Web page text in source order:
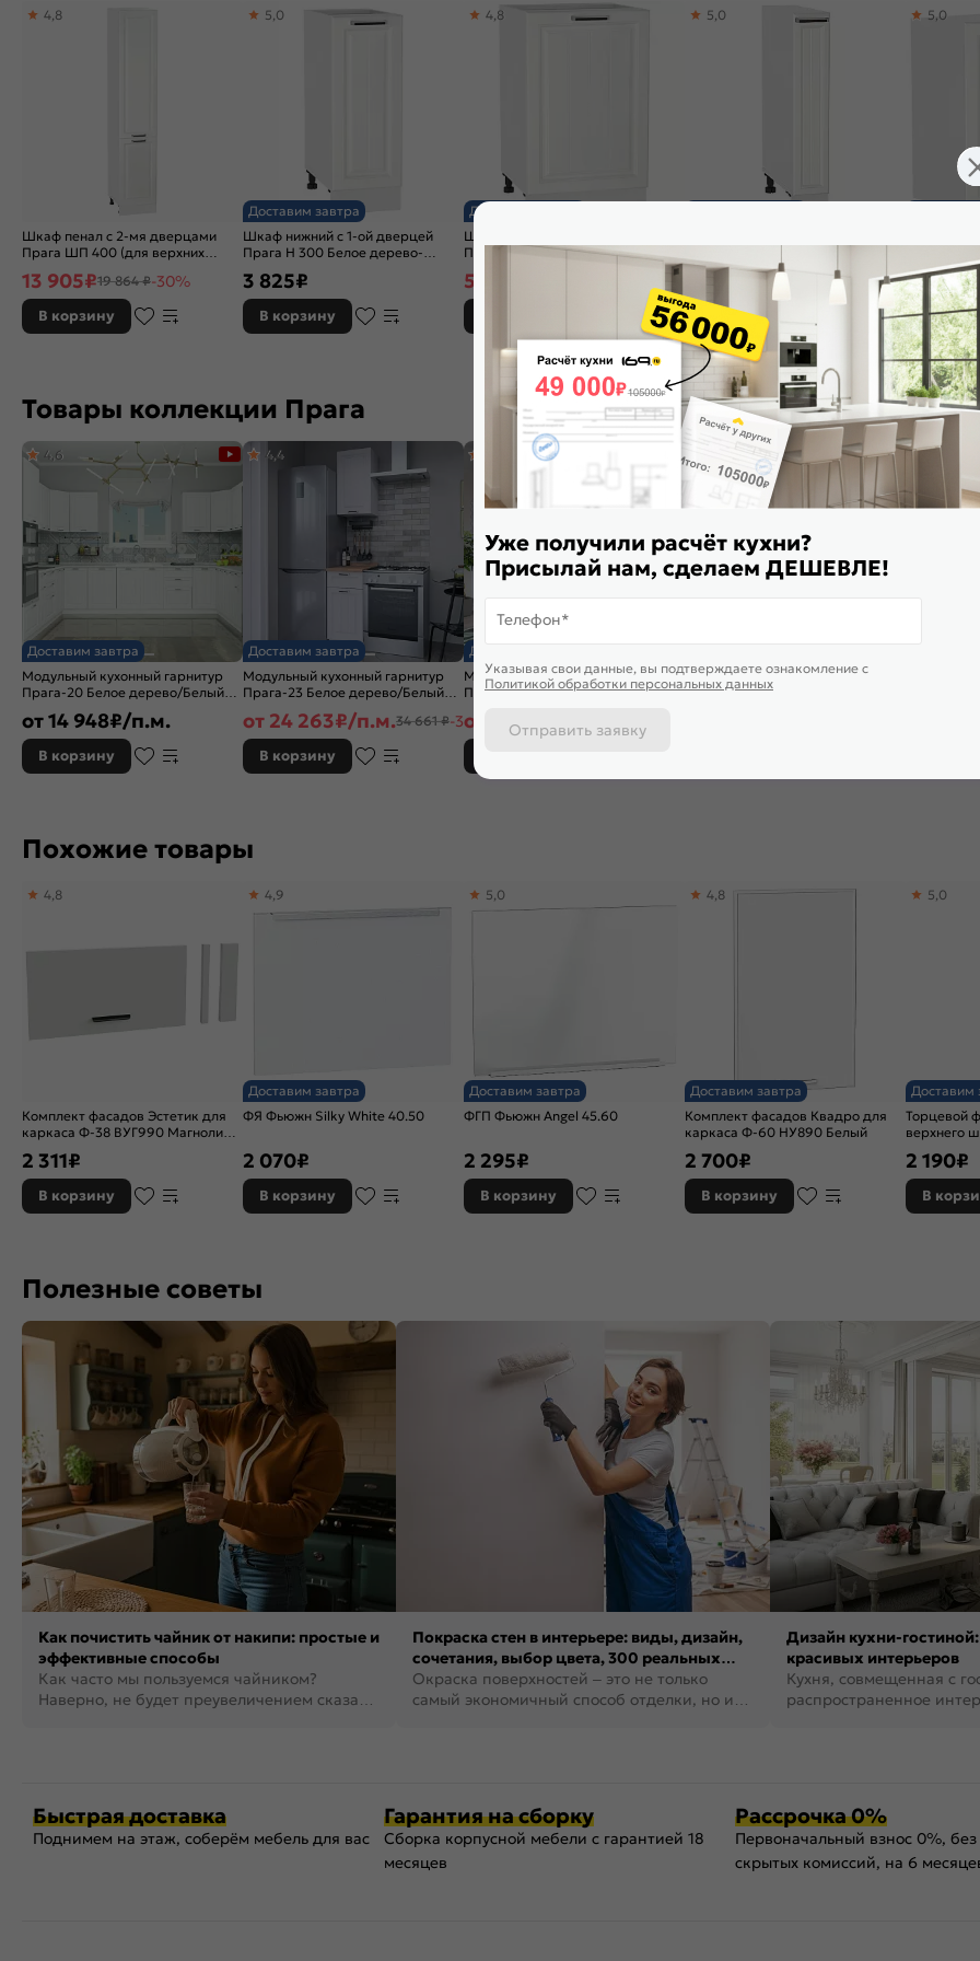
Шкаф пенал с 2-мя дверцами
Прага ШП 400 (для верхних
дерево-Белый
4,8
13 905₽19 864 ₽-30%
В корзину
Доставим завтра
Шкаф нижний с 1-ой дверцей
Прага Н 300 Белое дерево-
5,0
3 825₽
В корзину
Доставим завтра
Шкаф нижний с 1-ой дверцей
Прага Н 500 Белое дерево-
4,8
5 175
Белый
5,0
В корзину
Доставим
Шкаф
590
5,0
6 045₽
В
Товары коллекции Прага
Доставим завтра
Модульный кухонный гарнитур
Прага-20 Белое дерево/Белый
2132x2700/3780x600
4,6
от14 948₽/п.м.
В корзину
Доставим завтра
Модульный кухонный гарнитур
Прага-23 Белое дерево/Белый
4,4
от 24 263₽/п.м.34 661 ₽-30%
В корзину
Доставим завтра
Модульный кухонный гарнитур
Прага-18 Белое дерево/Белый
от 10 455
Модульный кухонный гарнитур
Прага-19 Белое дерево/Белый
Доставим
Прага-01
4,9
В
Похожие товары
Комплект фасадов Эстетик для
каркаса Ф-38 ВУГ990 Магнолия
4,8
2 311₽
В корзину
Доставим завтра
ФЯ Фьюжн Silky White 40.50
4,9
2 070₽
В корзину
Доставим завтра
ФГП Фьюжн Angel 45.60
5,0
2 295₽
В корзину
Доставим завтра
Комплект фасадов Квадро для
каркаса Ф-60 НУ890 Белый
4,8
2 700₽
В корзину
Доставим
Торцевой
верхнего
5,0
2 190₽
В
Полезные советы
Как почистить чайник от накипи: простые и
эффективные способы
Как часто мы пользуемся чайником?
Наверно, не будет преувеличением сказать,
Покраска стен в интерьере: виды, дизайн,
сочетания, выбор цвета, 300 реальных
фото
Окраска поверхностей – это не только
самый экономичный способ отделки, но и
Дизайн кухни-
красивых интерьеров
Кухня, совмещенная с
распространенное
Быстрая доставка
Поднимем на этаж, соберём мебель для вас
Гарантия на сборку
Сборка корпусной мебели с гарантией 18
месяцев
Рассрочка 0%
Первоначальный взнос 0%,
скрытых комиссий, на 6
Уже получили расчёт кухни?
Присылай нам, сделаем ДЕШЕВЛЕ!
Телефон*
Указывая свои данные, вы подтверждаете ознакомление c
Политикой обработки персональных данных
Отправить заявку